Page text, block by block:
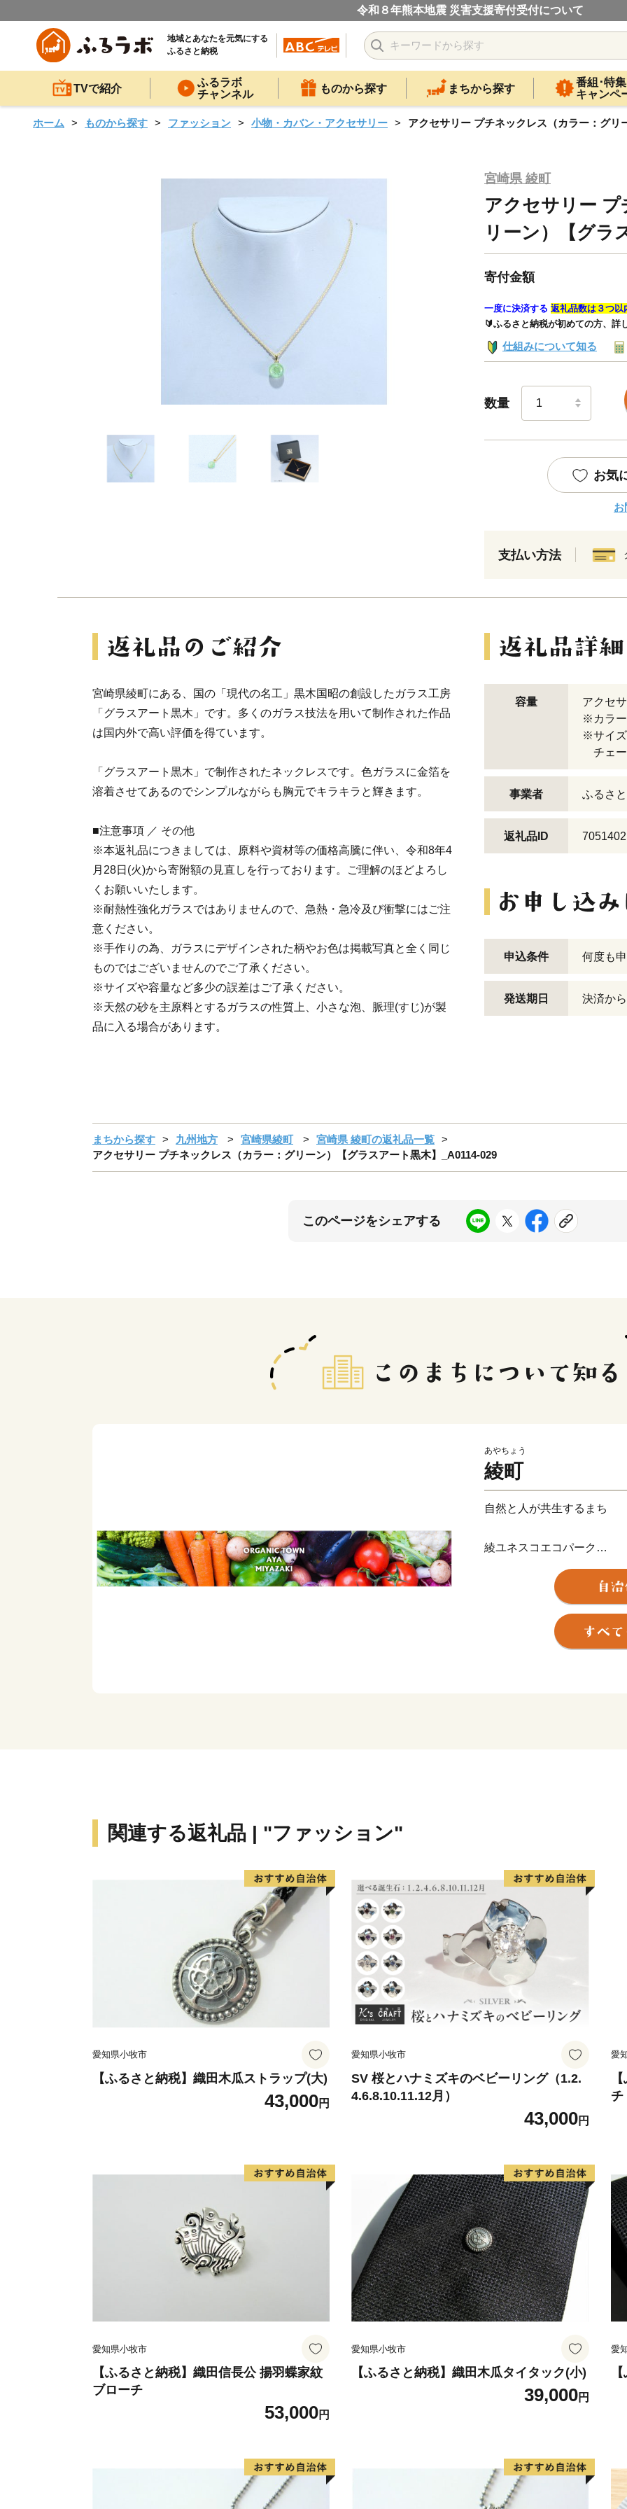
令和８年熊本地震 災害支援寄付受付について
地域とあなたを元気にする
ふるさと納税
TVで紹介
ふるラボ
チャンネル
ものから探す まちから探す
番組･特集
キャンペ
ホーム ものから探す ファッション 小物・カバン・アクセサリー アクセサリー プチネックレス（カラー：グリ
宮崎県 綾町
アクセサリー
リーン）【グラ
寄付金額
一度に決済する 返礼品数は３つ以
🔰ふるさと納税が初めての方、詳
仕組みについて知る
数量
お気
お
支払い方法
宮崎県綾町にある、国の「現代の名工」黒木国昭の創設したガラス工房
「グラスアート黒木」です。多くのガラス技法を用いて制作された作品
は国内外で高い評価を得ています。
「グラスアート黒木」で制作されたネックレスです。色ガラスに金箔を
溶着させてあるのでシンプルながらも胸元でキラキラと輝きます。
■注意事項 ／ その他
※本返礼品につきましては、原料や資材等の価格高騰に伴い、令和8年4
月28日(火)から寄附額の見直しを行っております。ご理解のほどよろし
くお願いいたします。
※耐熱性強化ガラスではありませんので、急熱・急冷及び衝撃にはご注
意ください。
※手作りの為、ガラスにデザインされた柄やお色は掲載写真と全く同じ
ものではございませんのでご了承ください。
※サイズや容量など多少の誤差はご了承ください。
※天然の砂を主原料とするガラスの性質上、小さな泡、脈理(すじ)が製
品に入る場合があります。
容量
アクセ
※カラ
※サイズ
チェー
事業者 ふるさ
返礼品ID 7051402
申込条件 何度も
発送期日 決済か
まちから探す 九州地方 宮崎県綾町
宮崎県 綾町の返礼品一覧
アクセサリー プチネックレス（カラー：グリーン）【グラスアート黒木】_A0114-029
このページをシェアする
あやちょう
綾町
自然と人が共生する
綾ユネスコエコパーク
日本最大級の照葉樹林を
り、自然と共生する地域
推進した有機農業や手づ
ェクトなど官民あげての
【寄附金受領証明書および
寄附金受領証明書・ワンス
後1～3週間程度を目途に、
ワンストップ特例申請を希
ります。
なお、申請後に氏名や住所
宮崎県児湯郡都農町大字川
綾町ふるさと納税 ワンス
関連する返礼品 | "ファッション"
愛知県小牧市
【ふるさと納税】織田木瓜ストラップ(大)
43,000円
愛知県小牧市
SV 桜とハナミズキのベビーリング（1.2.
4.6.8.10.11.12月）
43,000円
愛
チ
愛知県小牧市
【ふるさと納税】織田信長公 揚羽蝶家紋
ブローチ
53,000円
愛知県小牧市
【ふるさと納税】織田木瓜タイタック(小)
39,000円
愛